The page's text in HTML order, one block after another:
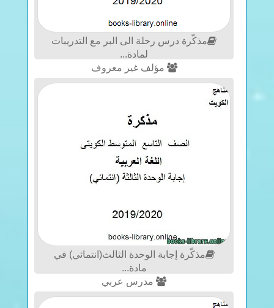
مذكّرة درس رحلة الى البر مع التدريبات
لمادة...
مؤلف غير معروف
مذكّرة إجابة الوحدة الثالث(انتمائي) في
مادة...
مدرس عربي